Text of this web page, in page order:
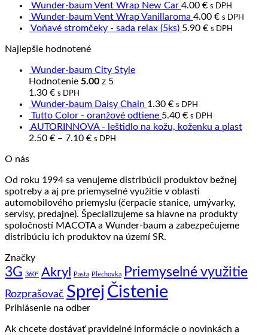
Wunder-baum Vent Wrap New Car 4.00 € s DPH
Wunder-baum Vent Wrap Vanillaroma 4.00 € s DPH
Voňavé stromčeky - sada relax (5ks) 5.90 € s DPH
Najlepšie hodnotené
Wunder-baum City Style
Hodnotenie 5.00 z 5
1.30 € s DPH
Wunder-baum Daisy Chain 1.30 € s DPH
Tutto Color - oranžové odtiene 5.40 € s DPH
AUTORINNOVA - leštidlo na kožu, koženku a plast
2.50 € – 7.10 € s DPH
O nás
Od roku 1994 sa venujeme distribúcii produktov bežnej
spotreby a aj pre priemyselné využitie v oblasti
automobilového priemyslu (čerpacie stanice, umývarky,
servisy, predajne). Špecializujeme sa hlavne na produkty
spoločností MACOTA a Wunder-baum a zabezpečujeme
distribúciu ich produktov na území SR.
Značky
3G 360° Akryl Pasta Plechovka Priemyselné využitie
Rozprašovač Sprej Čistenie
Prihlásenie na odber
Ak chcete dostávať pravidelné informácie o novinkách a